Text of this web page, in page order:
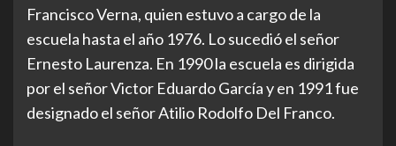
Francisco Verna, quien estuvo a cargo de la
escuela hasta el año 1976. Lo sucedió el señor
Ernesto Laurenza. En 1990 la escuela es dirigida
por el señor Victor Eduardo García y en 1991 fue
designado el señor Atilio Rodolfo Del Franco.